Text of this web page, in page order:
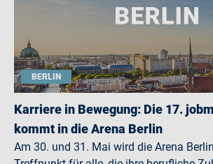
BERLIN
Karriere in Bewegung: Die 17.
kommt in die Arena Berlin
Am 30. und 31. Mai wird die Arena